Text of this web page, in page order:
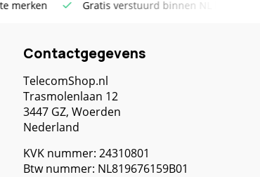
boven €100 Meer dan 20 jaar Telecom
Contactgegevens
TelecomShop.nl
Trasmolenlaan 12
3447 GZ, Woerden
Nederland
KVK nummer: 24310801
Btw nummer: NL819676159B01